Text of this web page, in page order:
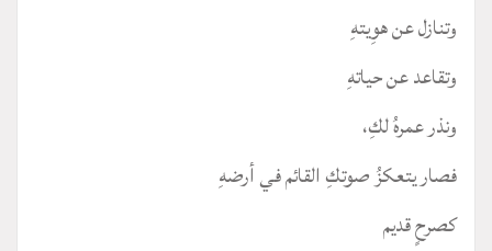
وتنازل عن هوِيتهِ
وتقاعد عن حياتهِ
ونذر عمرهُ لكِ،
فصار يتعكزُ صوتكِ القائم في أرضهِ
كصرحٍ قديم